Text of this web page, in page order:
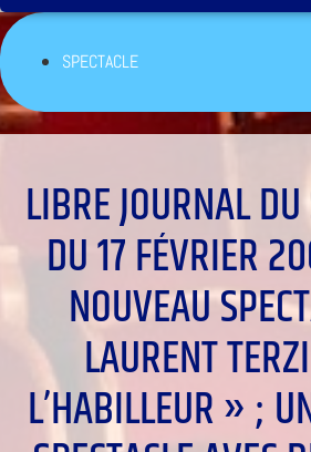
SPECTACLE
LIBRE JOURNAL
DU 17 FÉVRIER
NOUVEAU
LAURENT
L’HABILLEUR » ;